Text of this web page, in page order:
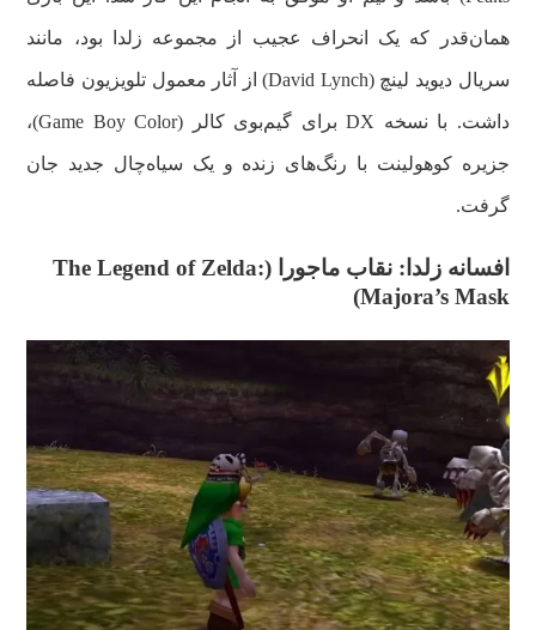
همان‌قدر که یک انحراف عجیب از مجموعه زلدا بود، مانند
سریال دیوید لینچ (David Lynch) از آثار معمول تلویزیون فاصله
داشت. با نسخه DX برای گیم‌بوی کالر (Game Boy Color)،
جزیره کوهولینت با رنگ‌های زنده و یک سیاه‌چال جدید جان
گرفت.
افسانه زلدا: نقاب ماجورا (The Legend of Zelda:
Majora’s Mask)